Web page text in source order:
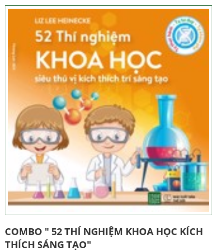
COMBO " 52 THÍ NGHIỆM KHOA HỌC KÍCH
THÍCH SÁNG TẠO"